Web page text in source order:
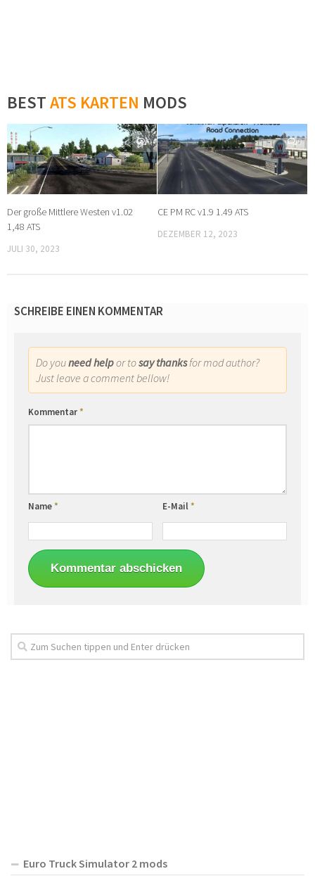
BESTATS KARTEN MODS
0
Der große Mittlere Westen v1.02
1,48 ATS
JULI 30, 2023
0
CE PM RC v1.9 1.49 ATS
DEZEMBER 12, 2023
SCHREIBE EINEN KOMMENTAR
Do youneed helpor tosay thanksfor mod author?
Just leave a comment bellow!
Kommentar*
Name* E-Mail*
Euro Truck Simulator 2 mods